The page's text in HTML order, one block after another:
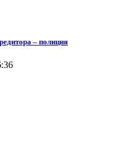
– полиция